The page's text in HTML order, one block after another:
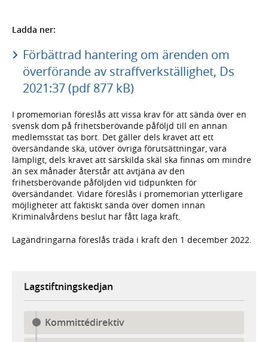
Ladda ner:
Förbättrad hantering om ärenden om
överförande av straffverkställighet, Ds
2021:37 (pdf 877 kB)
I promemorian föreslås att vissa krav för att sända över en
svensk dom på frihetsberövande påföljd till en annan
medlemsstat tas bort. Det gäller dels kravet att ett
översändande ska, utöver övriga förutsättningar, vara
lämpligt, dels kravet att särskilda skäl ska finnas om mindre
än sex månader återstår att avtjäna av den
frihetsberövande påföljden vid tidpunkten för
översändandet. Vidare föreslås i promemorian ytterligare
möjligheter att faktiskt sända över domen innan
Kriminalvårdens beslut har fått laga kraft.
Lagändringarna föreslås träda i kraft den 1 december 2022.
Lagstiftningskedjan
Kommittédirektiv